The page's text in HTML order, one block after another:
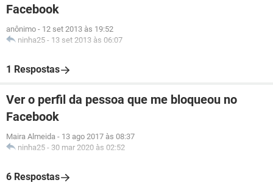
Facebook
anônimo - 12 set 2013 às 19:52
ninha25 - 13 set 2013 às 06:07
1 Respostas
Ver o perfil da pessoa que me bloqueou no
Facebook
Maira Almeida - 13 ago 2017 às 08:37
ninha25 - 30 mar 2020 às 02:52
6 Respostas